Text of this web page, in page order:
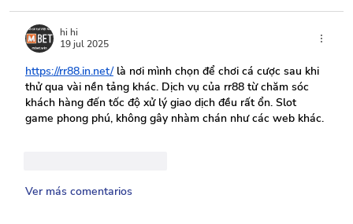
hi hi
19 jul 2025
https://rr88.in.net/ là nơi mình chọn để chơi cá cược sau khi
thử qua vài nền tảng khác. Dịch vụ của rr88 từ chăm sóc
khách hàng đến tốc độ xử lý giao dịch đều rất ổn. Slot
game phong phú, không gây nhàm chán như các web khác.
Ver más comentarios